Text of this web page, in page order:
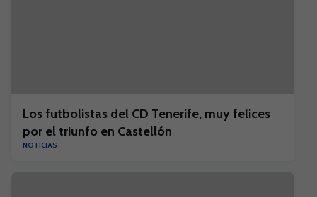
Los futbolistas del CD Tenerife, muy felices
por el triunfo en Castellón
NOTICIAS